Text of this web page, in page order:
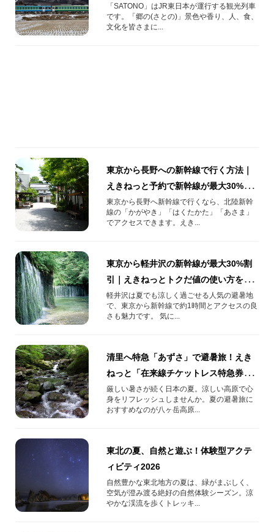
介！
「SATONO」はJR東日本が運行する観光列車
です。「郷の(さとの)」景色や香り、人、食、
文化を皆さまに...
東京から長野への新幹線で行く方法｜
えきねっと予約で新幹線が最大30%割
引【2026年版】
東京から長野へ新幹線で行くなら、北陸新幹
線の「かがやき」「はくたかた」「あさま」
でアクセスできます。えき...
東京から軽井沢の新幹線が最大30%割
引｜えきねっとトクだ値の使い方を解
説（2026年版）
軽井沢は夏でも涼しく過ごせる人気の避暑地
で、東京から新幹線で約1時間とアクセスの良
さも魅力です。 気に...
清里へ特急「あずさ」で避暑旅！えき
ねっと「在来線チケットレス特急券
（トク割）」で最大35％割引！
厳しい暑さが続く日本の夏。涼しい高原で心
身をリフレッシュしませんか。夏の避暑旅に
おすすめなのが八ヶ岳高原...
東北の夏、自然と遊ぶ！体験型アクテ
ィビティ2026
自然豊かな東北地方の夏は、緑がまぶしく、
空気が澄み渡る絶好の自然体験シーズン。涼
やかな渓流を歩くトレッキ...